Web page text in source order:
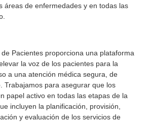
áreas de enfermedades y en todas las
Pacientes proporciona una plataforma
la voz de los pacientes para la
a una atención médica segura, de
Trabajamos para asegurar que los
papel activo en todas las etapas de la
incluyen la planificación, provisión,
y evaluación de los servicios de